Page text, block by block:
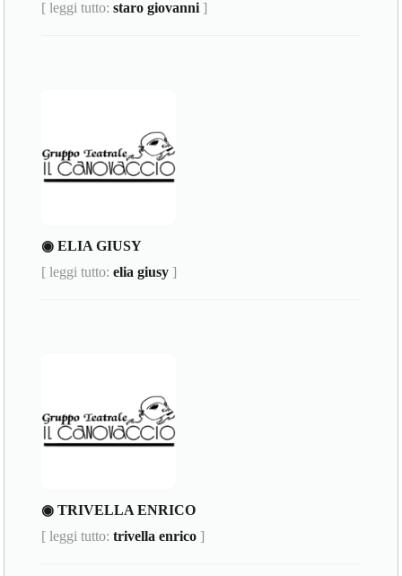
[ leggi tutto:staro giovanni ]
◉ ELIA GIUSY
[ leggi tutto:elia giusy ]
◉ TRIVELLA ENRICO
[ leggi tutto:trivella enrico ]